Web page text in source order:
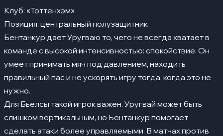
Клуб: «Тоттенхэм»
Позиция: центральный полузащитник
Бентанкур дает Уругваю то, чего не всегда хватает в
команде с высокой интенсивностью: спокойствие. Он
умеет принимать мяч под давлением, находить
правильный пас и не ускорять игру тогда, когда это не
нужно.
Для Бьелсы такой игрок важен. Уругвай может быть
слишком вертикальным, но Бентанкур помогает
сделать атаки более управляемыми. В матчах против